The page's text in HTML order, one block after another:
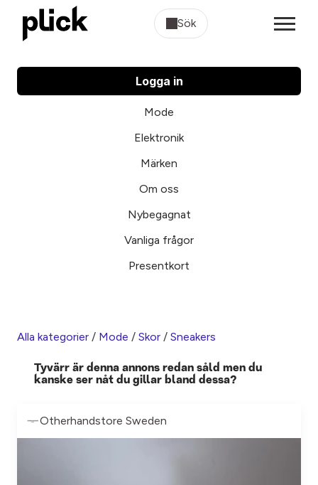
Sök
Logga in
Mode
Elektronik
Märken
Om oss
Nybegagnat
Vanliga frågor
Presentkort
Alla kategorier / Mode / Skor / Sneakers
Tyvärr är denna annons redan såld men du
kanske ser nåt du gillar bland dessa?
Otherhandstore Sweden